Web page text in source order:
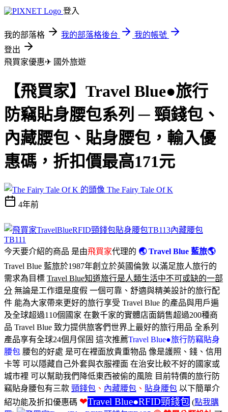
登入
我的部落格 我的部落格後台
我的帳號
登出
飛買家優惠✈ 國外旅遊
【飛買家】Travel Blue●旅行
防竊貼身腰包系列 ─ 頸錢包、
內藏腰包、貼身腰包，輸入優
惠碼，折扣價最高171元
The Fairy Tale Of K
4年前
今天要介紹的商品 是由飛買家代理的 🌏 Travel Blue 藍旅🌎
Travel Blue 藍旅於1987年創立於英國倫敦 以滿足旅人旅行的
需求為目標 Travel Blue知道旅行是人類生活中不可或缺的一部
分 無論是工作還是度假 一個可靠、舒適與精美設計的旅行配
件 能為大家帶來更好的旅行享受 Travel Blue 的產品與用戶遍
及全球超過110個國家 在數千家的實體店面銷售超過200種商
品 Travel Blue 致力提供旅客們世界上最好的旅行用品 全系列
產品享有全球24個月保固 這次推薦Travel Blue●旅行防竊貼身
腰包 腰包的好處 是可在裡面放貴重物品 像是護照、錢、信用
卡等 可以隱藏自己外套與衣服裡面 在治安比較不好的國家或
城市裡 可以幫助我們降低東西被偷的風險 目前特價的旅行防
竊貼身腰包有三款 頸錢包 、 內藏腰包 、 貼身腰包 以下簡單介
紹功能及折扣優惠碼 ❤Travel Blue●RFID頸錢包 (點我購